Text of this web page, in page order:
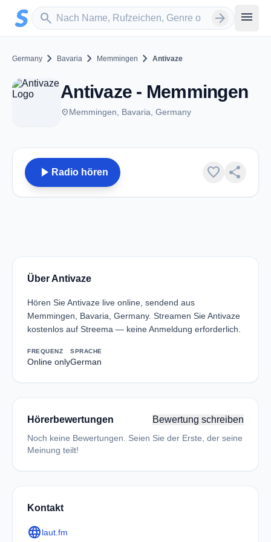
Zum Hauptinhalt springen
search
Sender suchen arrow_forward menu
Germany chevron_right Bavaria chevron_right Memmingen chevron_right Antivaze
Antivaze - Memmingen
placeMemmingen, Bavaria, Germany
play_arrow Radio hören favorite share
Über Antivaze
Hören Sie Antivaze live online, sendend aus
Memmingen, Bavaria, Germany. Streamen Sie Antivaze
kostenlos auf Streema — keine Anmeldung erforderlich.
FREQUENZ
Online only
SPRACHE
German
Hörerbewertungen Bewertung schreiben
Noch keine Bewertungen. Seien Sie der Erste, der seine
Meinung teilt!
Kontakt
languagelaut.fm